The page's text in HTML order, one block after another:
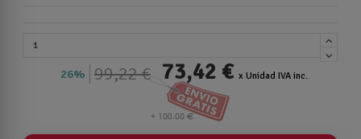
26% 99,22 € 73,42 € x Unidad IVA inc.